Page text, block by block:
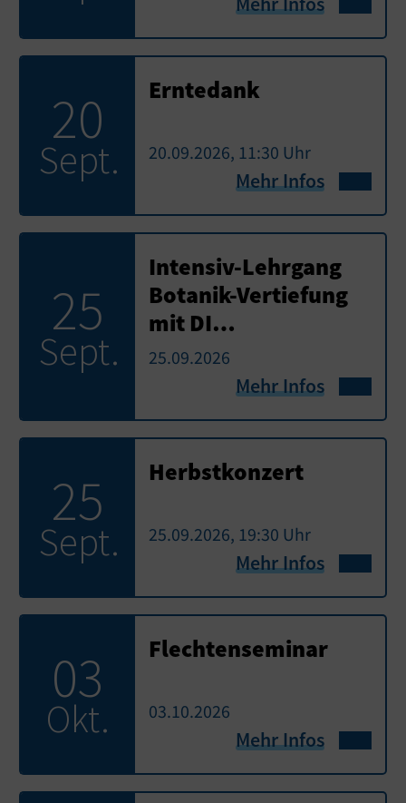
20
Sept.
Erntedank
20.09.2026, 11:30 Uhr
Mehr Infos
25
Sept.
Intensiv-Lehrgang
Botanik-Vertiefung
mit DI…
25.09.2026
Mehr Infos
25
Sept.
Herbstkonzert
25.09.2026, 19:30 Uhr
Mehr Infos
03
Okt.
Flechtenseminar
03.10.2026
Mehr Infos